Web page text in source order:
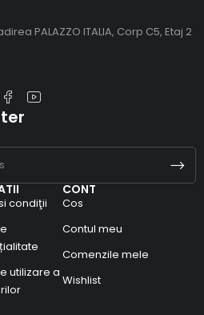
PALAZZO ITALIA, Corp C5, Etaj 2
condiţii
utilizare a
CONT
Cos
Contul meu
Comenzile mele
Wishlist